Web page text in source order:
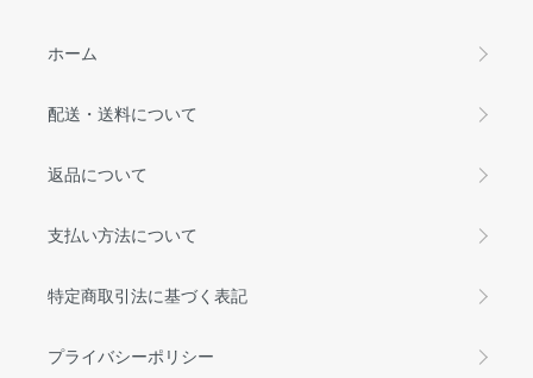
ホーム
配送・送料について
返品について
支払い方法について
特定商取引法に基づく表記
プライバシーポリシー